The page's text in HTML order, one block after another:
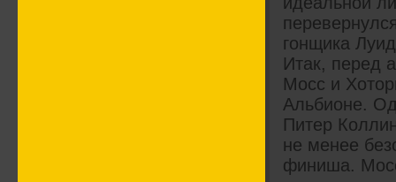
гонщика
Итак, перед
Мосс и
Альбионе.
Питер
не менее
финиша.